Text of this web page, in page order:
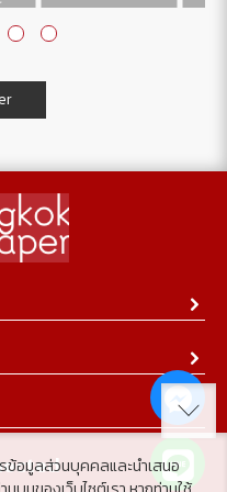
ข้อมูลส่วนบุคคลและนำเสนอ